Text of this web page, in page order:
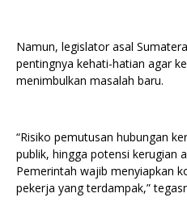
Namun, legislator asal
pentingnya kehati-hatian agar
menimbulkan masalah baru.
“Risiko pemutusan hubungan
publik, hingga potensi kerugian
Pemerintah wajib menyiapkan
pekerja yang terdampak,”